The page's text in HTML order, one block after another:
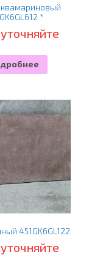
*
451GK6GL122